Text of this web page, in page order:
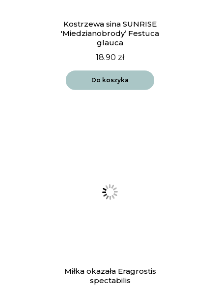
Kostrzewa sina SUNRISE
'Miedzianobrody’ Festuca
glauca
18.90 zł
Do koszyka
Miłka okazała Eragrostis
spectabilis